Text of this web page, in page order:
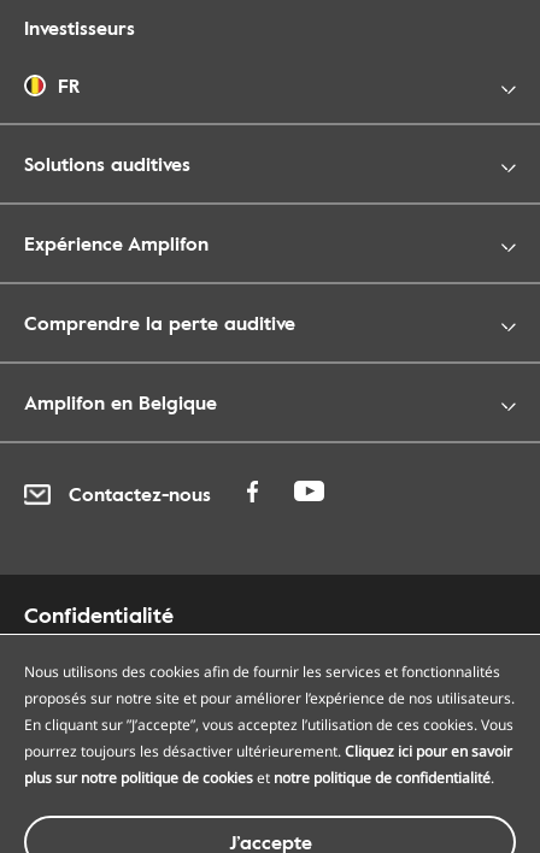
Investisseurs
FR
Solutions auditives
Expérience Amplifon
Comprendre la perte auditive
Amplifon en Belgique
Contactez-nous
Confidentialité
Cookies
Accessibilité
Plan du site
Nos centres auditifs
Nos points de services
Nous utilisons des cookies afin de fournir les services et fonctionnalités
proposés sur notre site et pour améliorer l’expérience de nos utilisateurs.
En cliquant sur ”J’accepte”, vous acceptez l’utilisation de ces cookies. Vous
pourrez toujours les désactiver ultérieurement.Cliquez ici pour en savoir
plus sur notre politique de cookieset notre politique de confidentialité.
J’accepte